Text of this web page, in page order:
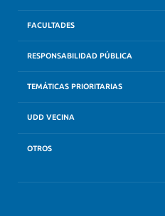
FACULTADES
RESPONSABILIDAD PÚBLICA
TEMÁTICAS PRIORITARIAS
UDD VECINA
OTROS